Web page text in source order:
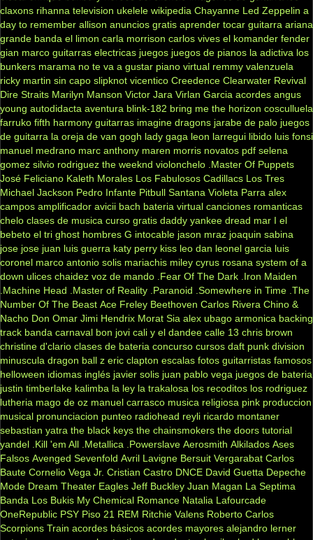
claxons rihanna television ukelele wikipedia Chayanne Led Zeppelin a
day to remember allison anuncios gratis aprender tocar guitarra ariana
grande banda el limon carla morrison carlos vives el komander fender
gian marco guitarras electricas juegos juegos de pianos la adictiva los
bunkers marama no te va a gustar piano virtual remmy valenzuela
ricky martin sin capo slipknot vicentico Creedence Clearwater Revival
Dire Straits Marilyn Manson Victor Jara Virlan Garcia acordes angus
young autodidacta aventura blink-182 bring me the horizon cosculluela
farruko fifth harmony guitarras imagine dragons jarabe de palo juegos
de guitarra la oreja de van gogh lady gaga leon larregui libido luis fonsi
manuel medrano marc anthony maren morris novatos pdf selena
gomez silvio rodriguez the weeknd violonchelo .Master Of Puppets
José Feliciano Kaleth Morales Los Fabulosos Cadillacs Los Tres
Michael Jackson Pedro Infante Pitbull Santana Violeta Parra alex
campos amplificador avicii bach bateria virtual canciones romanticas
chelo clases de musica curso gratis daddy yankee dread mar I el
bebeto el tri ghost hombres G intocable jason mraz joaquin sabina
jose jose juan luis guerra katy perry kiss leo dan leonel garcia luis
coronel marco antonio solis mariachis miley cyrus rosana system of a
down ulices chaidez voz de mando .Fear Of The Dark .Iron Maiden
.Machine Head
.Master of Reality .Paranoid .Somewhere in Time .The
Number Of The Beast Ace Freley Beethoven Carlos Rivera Chino &
Nacho Don Omar Jimi Hendrix Morat Sia alex ubago armonica backing
track banda carnaval bon jovi cali y el dandee calle 13 chris brown
christine d'clario clases de bateria concurso cursos daft punk division
minuscula dragon ball z eric clapton escalas fotos guitarristas famosos
helloween idiomas inglés javier solis juan pablo vega juegos de bateria
justin timberlake kalimba la ley la trakalosa los recoditos los rodriguez
lutheria mago de oz manuel carrasco musica religiosa pink produccion
musical pronunciacion punteo radiohead reyli ricardo montaner
sebastian yatra the black keys the chainsmokers the doors tutorial
yandel .Kill 'em All .Metallica .Powerslave Aerosmith Alkilados Ases
Falsos Avenged Sevenfold Avril Lavigne Bersuit Vergarabat Carlos
Baute Cornelio Vega Jr. Cristian Castro DNCE David Guetta Depeche
Mode Dream Theater Eagles Jeff Buckley Juan Magan La Septima
Banda Los Bukis My Chemical Romance Natalia Lafourcade
OneRepublic PSY Piso 21 REM Ritchie Valens Roberto Carlos
Scorpions Train acordes básicos acordes mayores alejandro lerner